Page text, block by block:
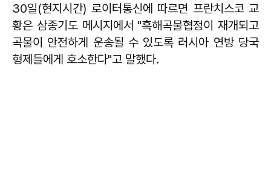
30일(현지시간) 로이터통신에 따르면 프란치스코 교
황은 삼종기도 메시지에서 "흑해곡물협정이 재개되고
곡물이 안전하게 운송될 수 있도록 러시아 연방 당국
형제들에게 호소한다"고 말했다.